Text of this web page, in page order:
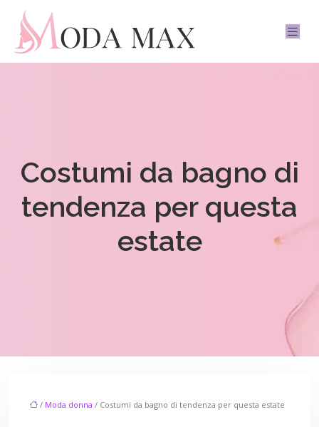
Costumi da bagno di
tendenza per questa
estate
/ Moda donna / Costumi da bagno di tendenza per questa estate